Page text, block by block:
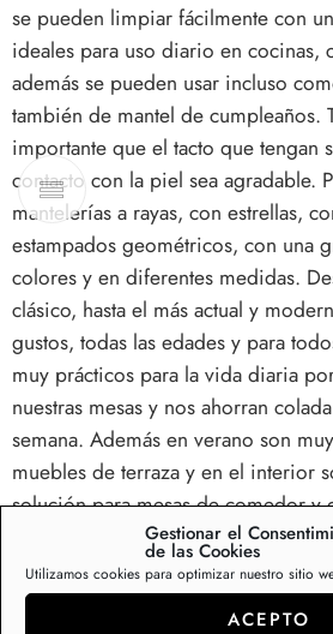
Gestionar el
de las Cookies
Utilizamos cookies para optimizar nuestro sitio
ACEPTO
se pueden limpiar fácilmente con
ideales para uso diario en cocinas,
además se pueden usar incluso
también de mantel de cumpleaños.
importante que el tacto que tengan
contacto con la piel sea agradable.
mantelerías a rayas, con estrellas,
estampados geométricos, con una
colores y en diferentes medidas.
clásico, hasta el más actual y
gustos, todas las edades y para
muy prácticos para la vida diaria
nuestras mesas y nos ahorran
semana. Además en verano son
muebles de terraza y en el interior
solución para mesas de comedor y
de una colección de más de 200
de hule en Stock, con capacidad
distribución para los clientes de